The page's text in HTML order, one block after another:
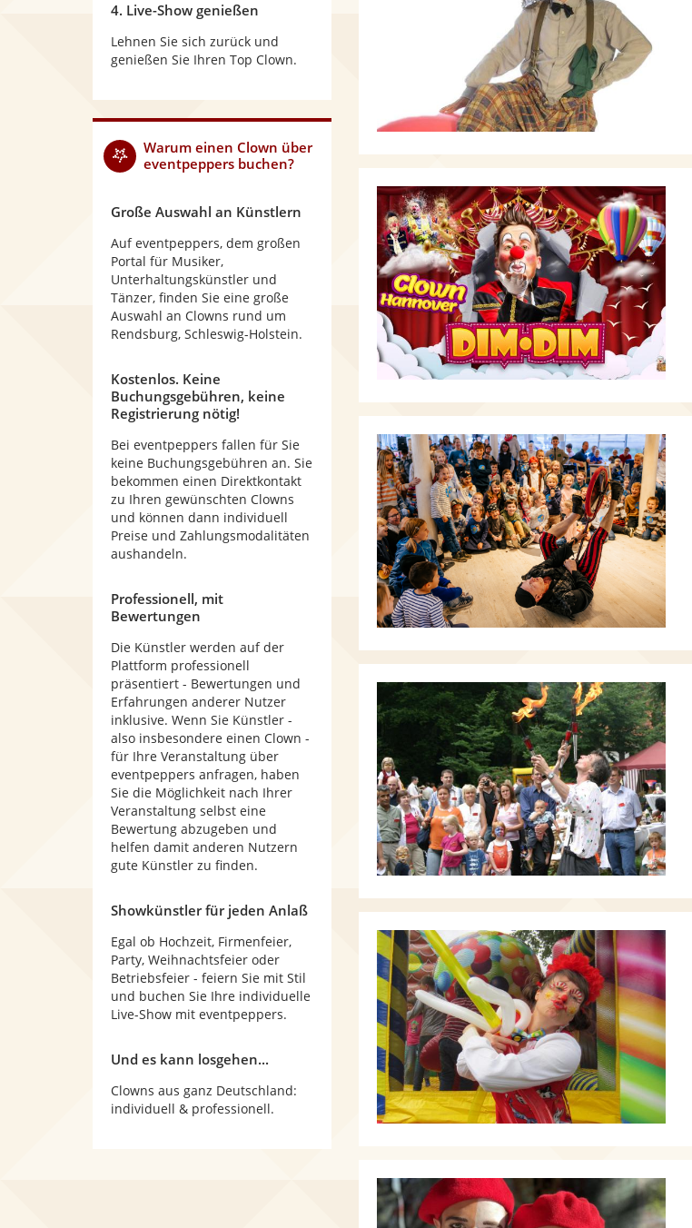
4. Live-Show genießen
Lehnen Sie sich zurück und
genießen Sie Ihren Top Clown.
Warum einen Clown über
eventpeppers buchen?
Große Auswahl an Künstlern
Auf eventpeppers, dem großen
Portal für Musiker,
Unterhaltungskünstler und
Tänzer, finden Sie eine große
Auswahl an Clowns rund um
Rendsburg, Schleswig-Holstein.
Kostenlos. Keine
Buchungsgebühren, keine
Registrierung nötig!
Bei eventpeppers fallen für Sie
keine Buchungsgebühren an. Sie
bekommen einen Direktkontakt
zu Ihren gewünschten Clowns
und können dann individuell
Preise und Zahlungsmodalitäten
aushandeln.
Professionell, mit
Bewertungen
Die Künstler werden auf der
Plattform professionell
präsentiert - Bewertungen und
Erfahrungen anderer Nutzer
inklusive. Wenn Sie Künstler -
also insbesondere einen Clown -
für Ihre Veranstaltung über
eventpeppers anfragen, haben
Sie die Möglichkeit nach Ihrer
Veranstaltung selbst eine
Bewertung abzugeben und
helfen damit anderen Nutzern
gute Künstler zu finden.
Showkünstler für jeden Anlaß
Egal ob Hochzeit, Firmenfeier,
Party, Weihnachtsfeier oder
Betriebsfeier - feiern Sie mit Stil
und buchen Sie Ihre individuelle
Live-Show mit eventpeppers.
Und es kann losgehen...
Clowns aus ganz Deutschland:
individuell & professionell.